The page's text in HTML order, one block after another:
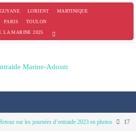
GUYANE LORIENT
MARTINIQUE
PARIS
TOULON
LA MARINE 2025
sur les journées d’entraide 2023 en photos 17